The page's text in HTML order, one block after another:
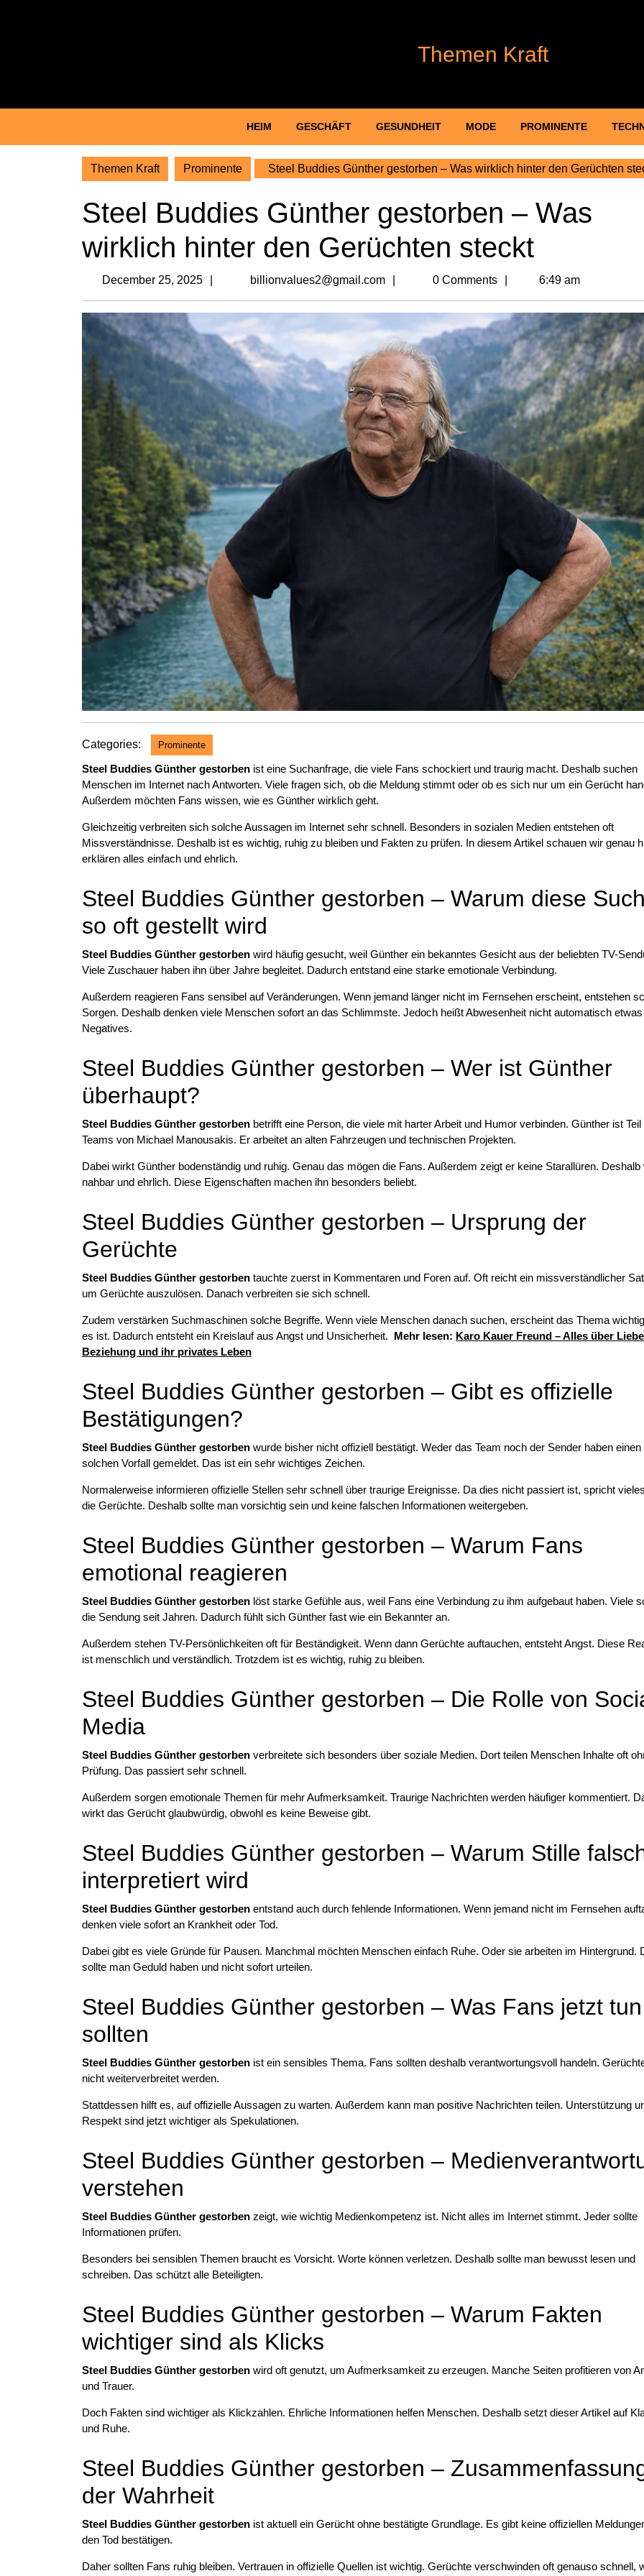
Themen Kraft
HEIM GESCHÄFT GESUNDHEIT MODE PROMINENTE
Themen Kraft Prominente Steel Buddies Günther gestorben – Was wirklich hinter den Gerüchten
Steel Buddies Günther gestorben – Was
wirklich hinter den Gerüchten steckt
December 25, 2025
December
2025
billionvalues2@gmail.com billionvalues2@gmail.com
0 Comments 6:49 am
Categories: Prominente
Steel Buddies Günther gestorben ist eine Suchanfrage, die viele Fans schockiert und traurig macht. Deshalb suchen
Menschen im Internet nach Antworten. Viele fragen sich, ob die Meldung stimmt oder ob es sich nur um ein Gerücht
Außerdem möchten Fans wissen, wie es Günther wirklich geht.
Gleichzeitig verbreiten sich solche Aussagen im Internet sehr schnell. Besonders in sozialen Medien entstehen oft
Missverständnisse. Deshalb ist es wichtig, ruhig zu bleiben und Fakten zu prüfen. In diesem Artikel schauen wir genau
erklären alles einfach und ehrlich.
Steel Buddies Günther gestorben – Warum diese
so oft gestellt wird
Steel Buddies Günther gestorben wird häufig gesucht, weil Günther ein bekanntes Gesicht aus der beliebten TV-
Viele Zuschauer haben ihn über Jahre begleitet. Dadurch entstand eine starke emotionale Verbindung.
Außerdem reagieren Fans sensibel auf Veränderungen. Wenn jemand länger nicht im Fernsehen erscheint, entstehen
Sorgen. Deshalb denken viele Menschen sofort an das Schlimmste. Jedoch heißt Abwesenheit nicht automatisch etwas
Negatives.
Steel Buddies Günther gestorben – Wer ist Günther
überhaupt?
Steel Buddies Günther gestorben betrifft eine Person, die viele mit harter Arbeit und Humor verbinden. Günther ist Teil
Teams von Michael Manousakis. Er arbeitet an alten Fahrzeugen und technischen Projekten.
Dabei wirkt Günther bodenständig und ruhig. Genau das mögen die Fans. Außerdem zeigt er keine Starallüren. Deshalb
nahbar und ehrlich. Diese Eigenschaften machen ihn besonders beliebt.
Steel Buddies Günther gestorben – Ursprung der
Gerüchte
Steel Buddies Günther gestorben tauchte zuerst in Kommentaren und Foren auf. Oft reicht ein missverständlicher
um Gerüchte auszulösen. Danach verbreiten sie sich schnell.
Zudem verstärken Suchmaschinen solche Begriffe. Wenn viele Menschen danach suchen, erscheint das Thema
es ist. Dadurch entsteht ein Kreislauf aus Angst und Unsicherheit. Mehr lesen: Karo Kauer Freund – Alles über
Beziehung und ihr privates Leben
Steel Buddies Günther gestorben – Gibt es offizielle
Bestätigungen?
Steel Buddies Günther gestorben wurde bisher nicht offiziell bestätigt. Weder das Team noch der Sender haben einen
solchen Vorfall gemeldet. Das ist ein sehr wichtiges Zeichen.
Normalerweise informieren offizielle Stellen sehr schnell über traurige Ereignisse. Da dies nicht passiert ist, spricht
die Gerüchte. Deshalb sollte man vorsichtig sein und keine falschen Informationen weitergeben.
Steel Buddies Günther gestorben – Warum Fans
emotional reagieren
Steel Buddies Günther gestorben löst starke Gefühle aus, weil Fans eine Verbindung zu ihm aufgebaut haben. Viele
die Sendung seit Jahren. Dadurch fühlt sich Günther fast wie ein Bekannter an.
Außerdem stehen TV-Persönlichkeiten oft für Beständigkeit. Wenn dann Gerüchte auftauchen, entsteht Angst. Diese
ist menschlich und verständlich. Trotzdem ist es wichtig, ruhig zu bleiben.
Steel Buddies Günther gestorben – Die Rolle von
Media
Steel Buddies Günther gestorben verbreitete sich besonders über soziale Medien. Dort teilen Menschen Inhalte oft
Prüfung. Das passiert sehr schnell.
Außerdem sorgen emotionale Themen für mehr Aufmerksamkeit. Traurige Nachrichten werden häufiger kommentiert.
wirkt das Gerücht glaubwürdig, obwohl es keine Beweise gibt.
Steel Buddies Günther gestorben – Warum Stille
interpretiert wird
Steel Buddies Günther gestorben entstand auch durch fehlende Informationen. Wenn jemand nicht im Fernsehen
denken viele sofort an Krankheit oder Tod.
Dabei gibt es viele Gründe für Pausen. Manchmal möchten Menschen einfach Ruhe. Oder sie arbeiten im Hintergrund.
sollte man Geduld haben und nicht sofort urteilen.
Steel Buddies Günther gestorben – Was Fans jetzt tun
sollten
Steel Buddies Günther gestorben ist ein sensibles Thema. Fans sollten deshalb verantwortungsvoll handeln.
nicht weiterverbreitet werden.
Stattdessen hilft es, auf offizielle Aussagen zu warten. Außerdem kann man positive Nachrichten teilen. Unterstützung
Respekt sind jetzt wichtiger als Spekulationen.
Steel Buddies Günther gestorben –
verstehen
Steel Buddies Günther gestorben zeigt, wie wichtig Medienkompetenz ist. Nicht alles im Internet stimmt. Jeder sollte
Informationen prüfen.
Besonders bei sensiblen Themen braucht es Vorsicht. Worte können verletzen. Deshalb sollte man bewusst lesen und
schreiben. Das schützt alle Beteiligten.
Steel Buddies Günther gestorben – Warum Fakten
wichtiger sind als Klicks
Steel Buddies Günther gestorben wird oft genutzt, um Aufmerksamkeit zu erzeugen. Manche Seiten profitieren von
und Trauer.
Doch Fakten sind wichtiger als Klickzahlen. Ehrliche Informationen helfen Menschen. Deshalb setzt dieser Artikel auf
und Ruhe.
Steel Buddies Günther gestorben –
der Wahrheit
Steel Buddies Günther gestorben ist aktuell ein Gerücht ohne bestätigte Grundlage. Es gibt keine offiziellen
den Tod bestätigen.
Daher sollten Fans ruhig bleiben. Vertrauen in offizielle Quellen ist wichtig. Gerüchte verschwinden oft genauso schnell,